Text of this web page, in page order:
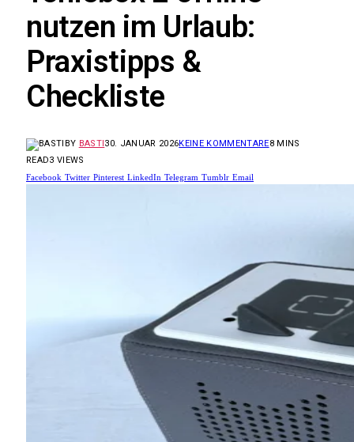
nutzen im Urlaub:
Praxistipps &
Checkliste
BY BASTI30. JANUAR 2026KEINE KOMMENTARE8 MINS
READ3 VIEWS
Facebook Twitter Pinterest LinkedIn Telegram Tumblr Email